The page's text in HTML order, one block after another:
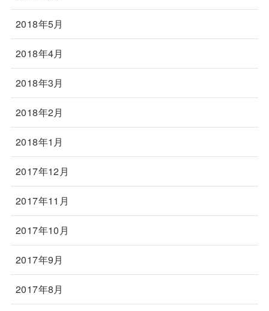
2018年5月
2018年4月
2018年3月
2018年2月
2018年1月
2017年12月
2017年11月
2017年10月
2017年9月
2017年8月